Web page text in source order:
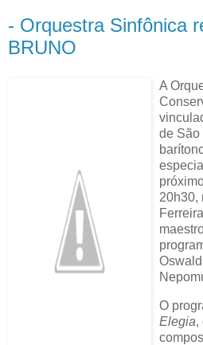
- Orquestra Sinfônica
BRUNO
A
de São
20h30,
O
Elegia,